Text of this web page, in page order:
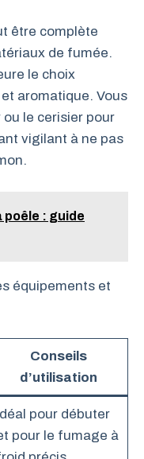
être complète
de fumée.
le choix
aromatique. Vous
le cerisier pour
vigilant à ne pas
poêle : guide
équipements et
Conseils
d’utilisation
pour débuter
pour le fumage à